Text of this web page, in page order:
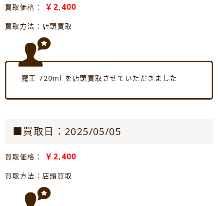
買取価格： ￥2,400
買取方法：店頭買取
魔王 720ml を店頭買取させていただきました
■買取日：2025/05/05
買取価格： ￥2,400
買取方法：店頭買取